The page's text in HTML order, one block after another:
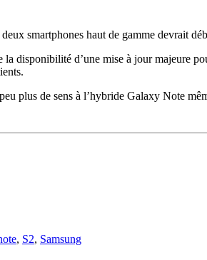
smartphones haut de gamme devrait
la disponibilité d’une mise à jour majeure
plus de sens à l’hybride Galaxy Note
, S2, Samsung